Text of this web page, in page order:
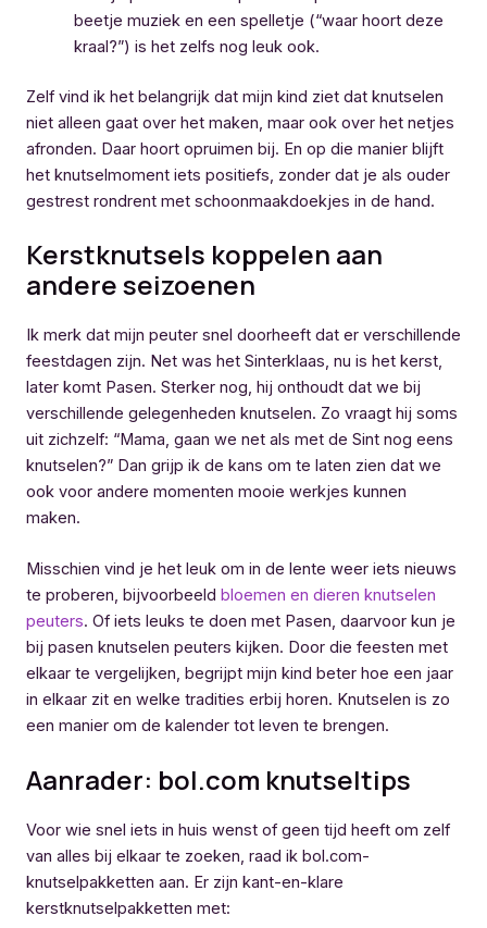
beetje muziek en een spelletje (“waar hoort deze
kraal?”) is het zelfs nog leuk ook.
Zelf vind ik het belangrijk dat mijn kind ziet dat knutselen
niet alleen gaat over het maken, maar ook over het netjes
afronden. Daar hoort opruimen bij. En op die manier blijft
het knutselmoment iets positiefs, zonder dat je als ouder
gestrest rondrent met schoonmaakdoekjes in de hand.
Kerstknutsels koppelen aan
andere seizoenen
Ik merk dat mijn peuter snel doorheeft dat er verschillende
feestdagen zijn. Net was het Sinterklaas, nu is het kerst,
later komt Pasen. Sterker nog, hij onthoudt dat we bij
verschillende gelegenheden knutselen. Zo vraagt hij soms
uit zichzelf: “Mama, gaan we net als met de Sint nog eens
knutselen?” Dan grijp ik de kans om te laten zien dat we
ook voor andere momenten mooie werkjes kunnen
maken.
Misschien vind je het leuk om in de lente weer iets nieuws
te proberen, bijvoorbeeld bloemen en dieren knutselen
peuters. Of iets leuks te doen met Pasen, daarvoor kun je
bij pasen knutselen peuters kijken. Door die feesten met
elkaar te vergelijken, begrijpt mijn kind beter hoe een jaar
in elkaar zit en welke tradities erbij horen. Knutselen is zo
een manier om de kalender tot leven te brengen.
Aanrader: bol.com knutseltips
Voor wie snel iets in huis wenst of geen tijd heeft om zelf
van alles bij elkaar te zoeken, raad ik bol.com-
knutselpakketten aan. Er zijn kant-en-klare
kerstknutselpakketten met: